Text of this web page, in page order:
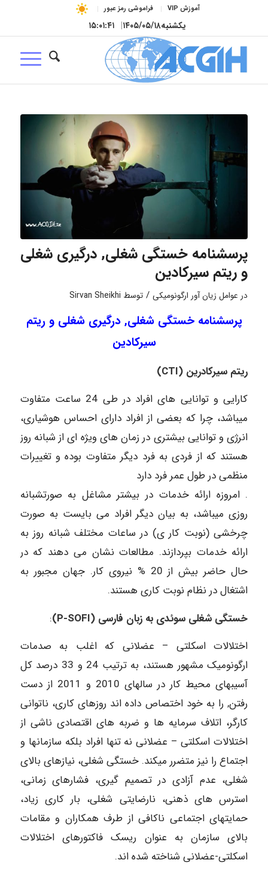
آموزش VIP فراموشی رمز عبور
یکشنبه۱۴۰۵/۰۵/۱۸| ۱۵:۰۱:۴۲
پرسشنامه خستگی شغلی, درگیری شغلی
و ریتم سیرکادین
در عوامل زیان آور ارگونومیکی / توسط Sirvan Sheikhi
پرسشنامه خستگی شغلی, درگیری شغلی و ریتم
سیرکادین
ریتم سیرکادرین (CTI)
کارایی و توانایی های افراد در طی 24 ساعت متفاوت
میباشد، چرا که بعضی از افراد دارای احساس هوشیاری،
انرژی و توانایی بیشتری در زمان های ویژه ای از شبانه روز
هستند که از فردی به فرد دیگر متفاوت بوده و تغییرات
منظمی در طول عمر فرد دارد
. امروزه ارائه خدمات در بیشتر مشاغل به صورتشبانه
روزی میباشد، به بیان دیگر افراد می بایست به صورت
چرخشی (نوبت کار ی) در ساعات مختلف شبانه روز به
ارائه خدمات بپردازند. مطالعات نشان می دهند که در
حال حاضر بیش از 20 % نیروی کار. جهان مجبور به
اشتغال در نظام نوبت کاری هستند.
خستگی شغلی سوئدی به زبان فارسی (P-SOFI)
:
اختلالات اسکلتی – عضلانی که اغلب به صدمات
ارگونومیک مشهور هستند، به ترتیب 24 و 33 درصد کل
آسیبهای محیط کار در سالهای 2010 و 2011 از دست
رفتن, را به خود اختصاص داده اند روزهای کاری، ناتوانی
کارگر، اتلاف سرمایه ها و ضربه های اقتصادی ناشی از
اختلالات اسکلتی – عضلانی نه تنها افراد بلکه سازمانها و
اجتماع را نیز متضرر میکند. خستگی شغلی، نیازهای بالای
شغلی، عدم آزادی در تصمیم گیری، فشارهای زمانی،
استرس های ذهنی، نارضایتی شغلی، بار کاری زیاد،
حمایتهای اجتماعی ناکافی از طرف همکاران و مقامات
بالای سازمان به عنوان ریسک فاکتورهای اختلالات
اسکلتی-عضلانی شناخته شده اند.